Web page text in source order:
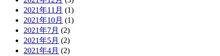
2021年11月 (1)
2021年10月 (1)
2021年7月 (2)
2021年5月 (2)
2021年4月 (2)